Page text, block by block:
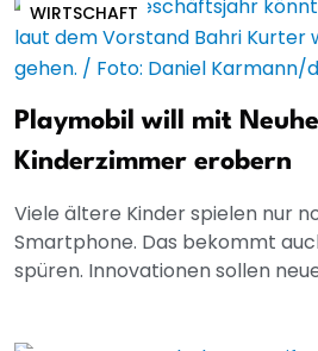
WIRTSCHAFT
Playmobil will mit
Kinderzimmer erobern
Viele ältere Kinder spielen nur
Smartphone. Das bekommt
spüren. Innovationen sollen neue